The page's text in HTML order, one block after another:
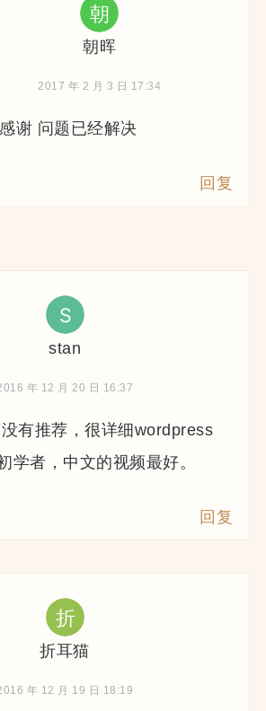
朝晖
2017 年 2 月 3 日 17:34
谢 问题已经解决
回复
stan
年 12 月 20 日 16:37
有推荐，很详细wordpress
学者，中文的视频最好。
回复
折耳猫
年 12 月 19 日 18:19